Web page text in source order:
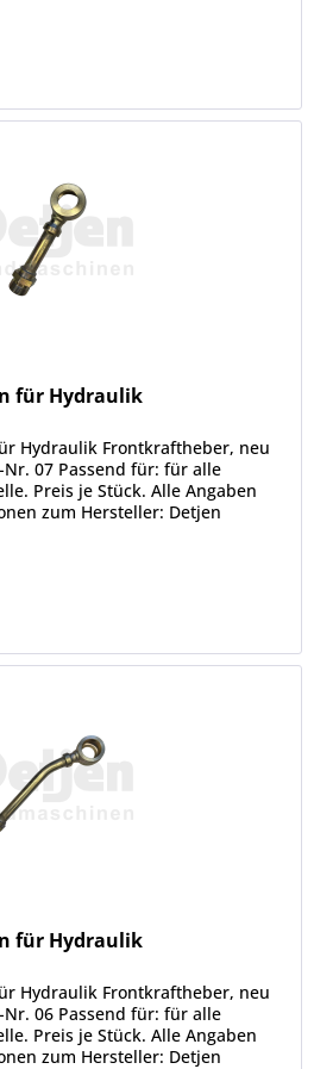
für Hydraulik
Hydraulik Frontkraftheber, neu
07 Passend für: für alle
Preis je Stück. Alle Angaben
zum Hersteller: Detjen
für Hydraulik
Hydraulik Frontkraftheber, neu
06 Passend für: für alle
Preis je Stück. Alle Angaben
zum Hersteller: Detjen